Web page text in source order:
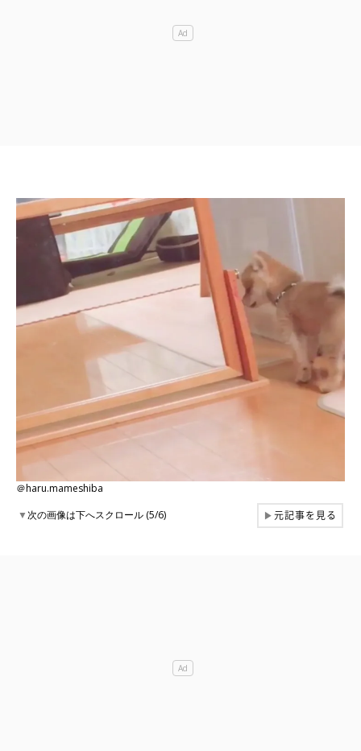
＠haru.mameshiba
▼次の画像は下へスクロール (5/6) ▶元記事を見る